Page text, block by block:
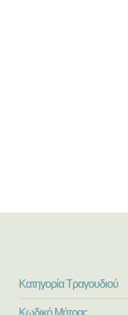
Κατηγορία Τραγουδιού
Κωδικό Μήτρας